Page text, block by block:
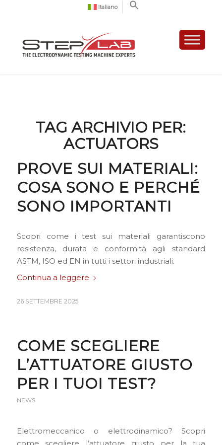
Italiano
TAG ARCHIVIO PER:
ACTUATORS
PROVE SUI MATERIALI:
COSA SONO E PERCHÉ
SONO IMPORTANTI
Scopri come i test sui materiali garantiscono
resistenza, durata e conformità agli standard
ASTM, ISO ed EN in tutti i settori industriali.
Continua a leggere
26 SETTEMBRE 2025
COME SCEGLIERE
L’ATTUATORE GIUSTO
PER I TUOI TEST?
NEWS
Elettromeccanico o elettrodinamico? Scopri